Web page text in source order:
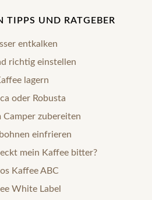
TIPPS UND RATGEBER
entkalken
richtig einstellen
lagern
oder Robusta
Camper zubereiten
einfrieren
mein Kaffee bitter?
Kaffee ABC
White Label